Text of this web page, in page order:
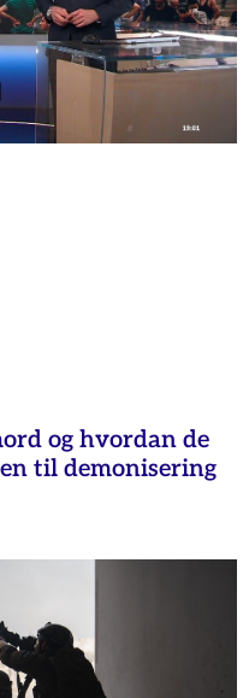
og hvordan de
til demonisering